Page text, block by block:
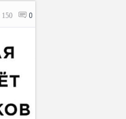
150 0